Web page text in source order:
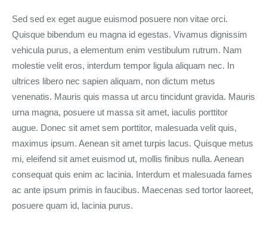
Sed sed ex eget augue euismod posuere non vitae orci.
Quisque bibendum eu magna id egestas. Vivamus dignissim
vehicula purus, a elementum enim vestibulum rutrum. Nam
molestie velit eros, interdum tempor ligula aliquam nec. In
ultrices libero nec sapien aliquam, non dictum metus
venenatis. Mauris quis massa ut arcu tincidunt gravida. Mauris
urna magna, posuere ut massa sit amet, iaculis porttitor
augue. Donec sit amet sem porttitor, malesuada velit quis,
maximus ipsum. Aenean sit amet turpis lacus. Quisque metus
mi, eleifend sit amet euismod ut, mollis finibus nulla. Aenean
consequat quis enim ac lacinia. Interdum et malesuada fames
ac ante ipsum primis in faucibus. Maecenas sed tortor laoreet,
posuere quam id, lacinia purus.